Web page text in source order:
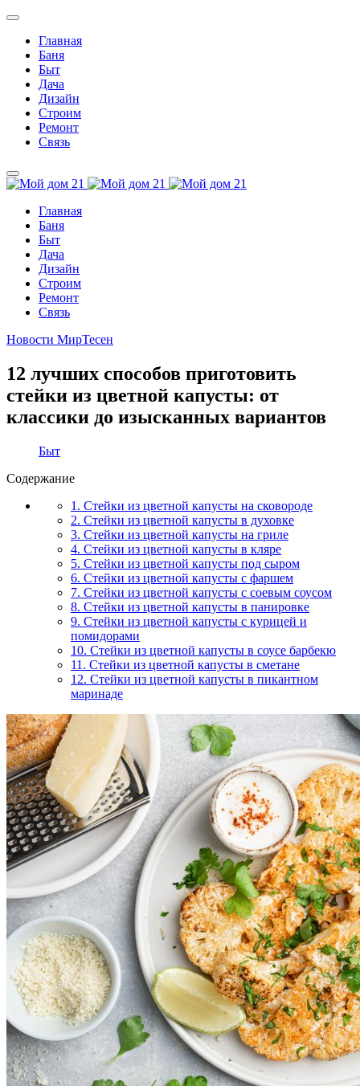
Главная
Баня
Быт
Дача
Дизайн
Строим
Ремонт
Связь
Главная
Баня
Быт
Дача
Дизайн
Строим
Ремонт
Связь
Новости МирТесен
12 лучших способов приготовить
стейки из цветной капусты: от
классики до изысканных вариантов
Быт
Содержание
1. Стейки из цветной капусты на сковороде
2. Стейки из цветной капусты в духовке
3. Стейки из цветной капусты на гриле
4. Стейки из цветной капусты в кляре
5. Стейки из цветной капусты под сыром
6. Стейки из цветной капусты с фаршем
7. Стейки из цветной капусты с соевым соусом
8. Стейки из цветной капусты в панировке
9. Стейки из цветной капусты с курицей и
помидорами
10. Стейки из цветной капусты в соусе барбекю
11. Стейки из цветной капусты в сметане
12. Стейки из цветной капусты в пикантном
маринаде